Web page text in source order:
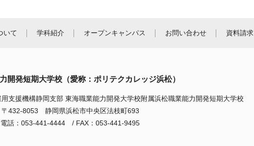
いて 学科紹介 オープンキャンパス お問い合わせ 資料請求
開発短期大学校（愛称：ポリテクカレッジ浜松）
支援機構静岡支部 東海職業能力開発大学校附属浜松職業能力開発短期大学校
〒432-8053 静岡県浜松市中央区法枝町693
電話：053-441-4444 / FAX：053-441-9495